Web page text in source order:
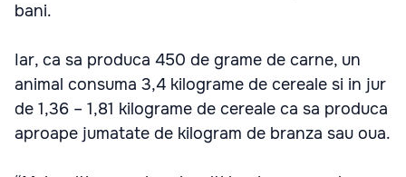
bani.
Iar, ca sa produca 450 de grame de carne, un
animal consuma 3,4 kilograme de cereale si in jur
de 1,36 – 1,81 kilograme de cereale ca sa produca
aproape jumatate de kilogram de branza sau oua.